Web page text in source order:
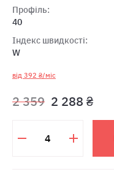
Профіль:
40
Індекс швидкості:
W
від 392 ₴/міс
2 359 2 288 ₴